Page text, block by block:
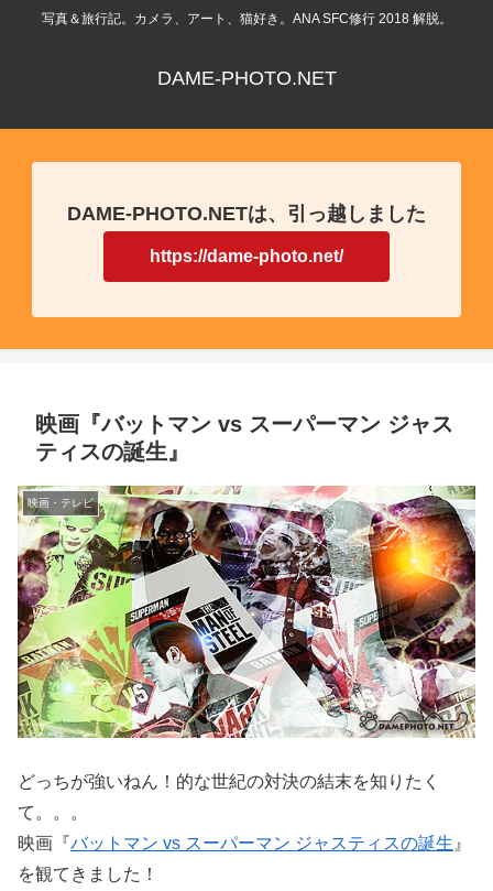
写真＆旅行記。カメラ、アート、猫好き。ANA SFC修行 2018 解脱。
DAME-PHOTO.NET
DAME-PHOTO.NETは、引っ越しました
https://dame-photo.net/
映画『バットマン vs スーパーマン ジャス
ティスの誕生』
映画・テレビ
どっちが強いねん！的な世紀の対決の結末を知りたく
て。。。
映画『バットマン vs スーパーマン ジャスティスの誕生 』
を観てきました！